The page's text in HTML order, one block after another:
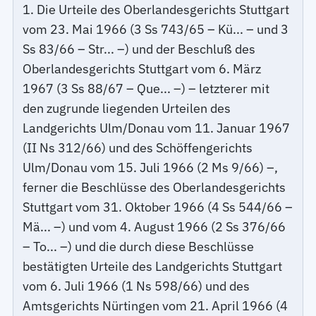
1. Die Urteile des Oberlandesgerichts Stuttgart
vom 23. Mai 1966 (3 Ss 743/65 – Kü... – und 3
Ss 83/66 – Str... –) und der Beschluß des
Oberlandesgerichts Stuttgart vom 6. März
1967 (3 Ss 88/67 – Que... –) – letzterer mit
den zugrunde liegenden Urteilen des
Landgerichts Ulm/Donau vom 11. Januar 1967
(II Ns 312/66) und des Schöffengerichts
Ulm/Donau vom 15. Juli 1966 (2 Ms 9/66) –,
ferner die Beschlüsse des Oberlandesgerichts
Stuttgart vom 31. Oktober 1966 (4 Ss 544/66 –
Mä... –) und vom 4. August 1966 (2 Ss 376/66
– To... –) und die durch diese Beschlüsse
bestätigten Urteile des Landgerichts Stuttgart
vom 6. Juli 1966 (1 Ns 598/66) und des
Amtsgerichts Nürtingen vom 21. April 1966 (4